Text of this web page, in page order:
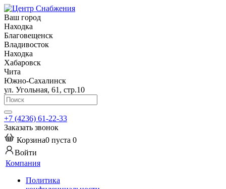
Ваш город
Находка
Благовещенск
Владивосток
Находка
Хабаровск
Чита
Южно-Сахалинск
ул. Угольная, 61, стр.10
+7 (4236) 61-22-33
Заказать звонок
Корзина0 пуста 0
Войти
Компания
Политика